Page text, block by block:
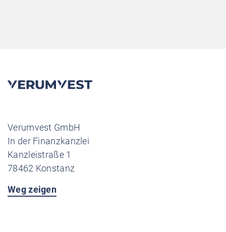
Verumvest GmbH
In der Finanzkanzlei
Kanzleistraße 1
78462 Konstanz
Weg zeigen